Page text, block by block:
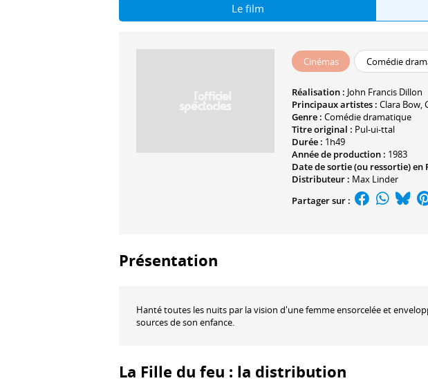
Le film
Cinémas Comédie
Réalisation : John Francis Dillon
Principaux artistes : Clara Bow,
Genre : Comédie dramatique
Titre original : Pul-ui-ttal
Durée : 1h49
Année de production : 1983
Date de sortie (ou ressortie) en
Distributeur : Max Linder
Partager sur :
Présentation
Hanté toutes les nuits par la vision d'une femme ensorcelée et
sources de son enfance.
La Fille du feu : la distribution